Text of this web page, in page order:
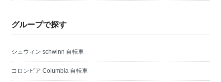
グループで探す
シュウィン schwinn 自転車
コロンビア Columbia 自転車